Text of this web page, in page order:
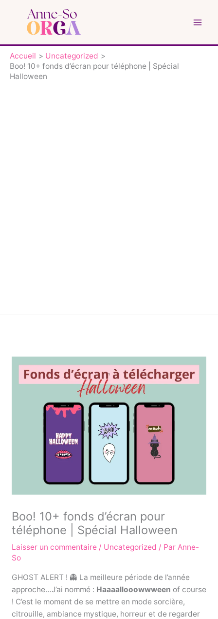
contenu
Accueil
Uncategorized
Boo! 10+ fonds d’écran pour téléphone | Spécial
Halloween
Boo! 10+ fonds d’écran pour
téléphone | Spécial Halloween
Laisser un commentaire / Uncategorized / Par Anne-
So
GHOST ALERT ! 👻 La meilleure période de l’année
approche…J’ai nommé : Haaaallooowwween of course
! C’est le moment de se mettre en mode sorcière,
citrouille, ambiance mystique, horreur et de regarder